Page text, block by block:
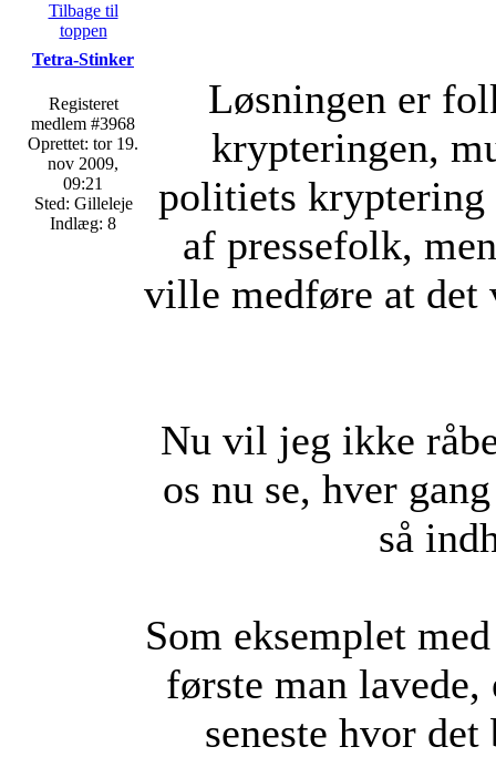
Tilbage til
toppen
Tetra-Stinker
Registeret
medlem #3968
Oprettet: tor 19.
nov 2009,
09:21
Sted: Gilleleje
Indlæg: 8
Løsningen er
krypteringen,
politiets kryptering
af pressefolk,
ville medføre at det
Nu vil jeg ikke
os nu se, hver
så
Som eksemplet
første man
seneste hvor